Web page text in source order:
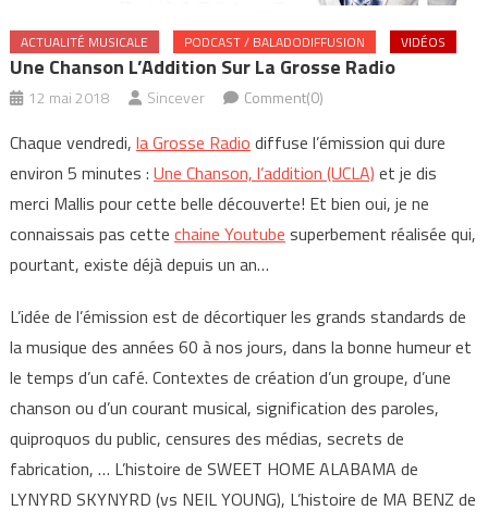
ACTUALITÉ MUSICALE PODCAST / BALADODIFFUSION VIDÉOS
Une Chanson L’Addition Sur La Grosse Radio
12 mai 2018 Sincever Comment(0)
Chaque vendredi, la Grosse Radio diffuse l’émission qui dure
environ 5 minutes : Une Chanson, l’addition (UCLA) et je dis
merci Mallis pour cette belle découverte! Et bien oui, je ne
connaissais pas cette chaine Youtube superbement réalisée qui,
pourtant, existe déjà depuis un an…
L’idée de l’émission est de décortiquer les grands standards de
la musique des années 60 à nos jours, dans la bonne humeur et
le temps d’un café. Contextes de création d’un groupe, d’une
chanson ou d’un courant musical, signification des paroles,
quiproquos du public, censures des médias, secrets de
fabrication, … L’histoire de SWEET HOME ALABAMA de
LYNYRD SKYNYRD (vs NEIL YOUNG), L’histoire de MA BENZ de